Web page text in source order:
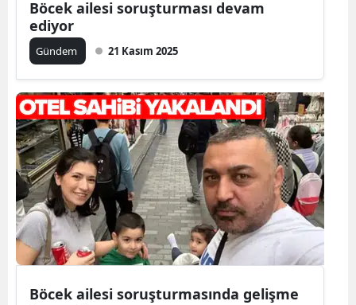
Böcek ailesi soruşturması devam
ediyor
Gündem 21 Kasım 2025
Böcek ailesi soruşturmasında gelişme